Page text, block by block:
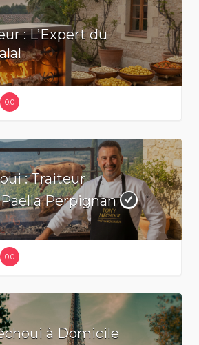
: L’Expert du
0.0
: Traiteur
Perpignan
0.0
à Domicile